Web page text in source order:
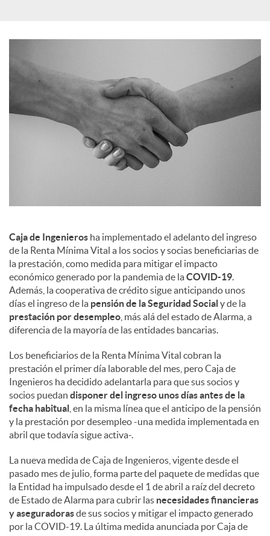
l
Caja de Ingenieros ha implementado el adelanto del ingreso
de la Renta Mínima Vital a los socios y socias beneficiarias de
la prestación, como medida para mitigar el impacto
económico generado por la pandemia de laCOVID-19.
Además, la cooperativa de crédito sigue anticipando unos
días el ingreso de la pensión de la Seguridad Social y de la
prestación por desempleo , más alá del estado de Alarma, a
diferencia de la mayoría de las entidades bancarias.
Los beneficiarios de la Renta Mínima Vital cobran la
prestación el primer día laborable del mes, pero Caja de
Ingenieros ha decidido adelantarla para que sus socios y
socios puedan disponer del ingreso unos días antes de la
fecha habitual , en la misma línea que el anticipo de la pensión
y la prestación por desempleo -una medida implementada en
abril que todavía sigue activa-.
La nueva medida de Caja de Ingenieros, vigente desde el
pasado mes de julio, forma parte del paquete de medidas que
la Entidad ha impulsado desde el 1 de abril a raíz del decreto
de Estado de Alarma para cubrir las necesidades financieras
y aseguradorasde sus socios y mitigar el impacto generado
por la COVID-19. La última medida anunciada por Caja de